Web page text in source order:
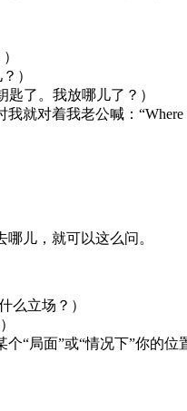
）
匙了。我放哪儿了？）
对着我老公喊：“Where
儿，就可以这么问。
么立场？）
“局面”或“情况下”你的